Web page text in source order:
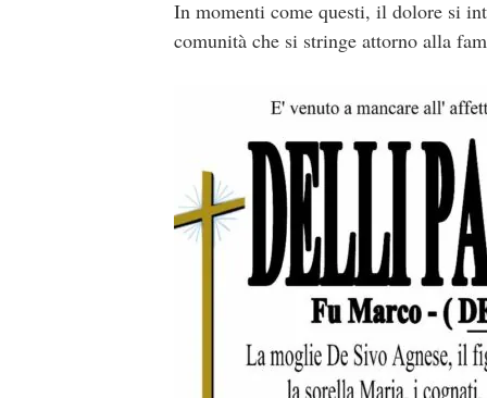
In momenti come questi, il dolore si
comunità che si stringe attorno alla